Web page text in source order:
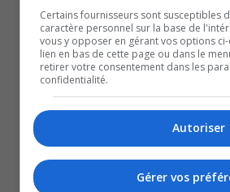
Spectacle : « Ahh caramel », un
Certains fournisseurs sont susceptibles
caractère personnel sur la base de
vous y opposer en gérant vos options ci-
lien en bas de cette page ou dans le
retirer votre consentement dans les
confidentialité.
Autoriser
Gérer vos